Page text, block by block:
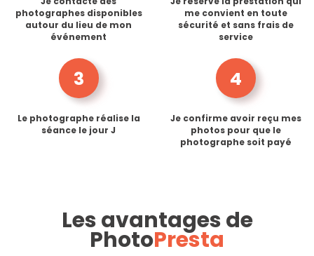
photographes disponibles
autour du lieu de mon
événement
me convient en toute
sécurité et sans frais de
service
3
Le photographe réalise la
séance le jour J
4
Je confirme avoir reçu mes
photos pour que le
photographe soit payé
Les avantages de
PhotoPresta